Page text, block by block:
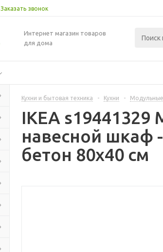
Заказать звонок
Интернет магазин товаров
для дома
Кухни и бытовая техника - Кухни -
IKEA
навесной шкаф
бетон 80x40 см